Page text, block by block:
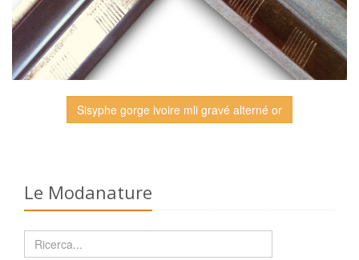
Sisyphe gorge ivoire mli gravé alterné or
Le Modanature